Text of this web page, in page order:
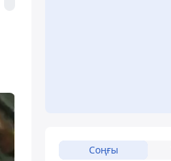
Соңғы